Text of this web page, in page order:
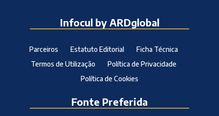
Infocul by ARDglobal
Parceiros Estatuto Editorial
Ficha Técnica
Termos de Utilização
Política de Privacidade
Política de Cookies
Fonte Preferida